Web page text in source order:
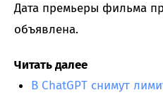
Дата премьеры фильма
объявлена.
Читать далее
В ChatGPT снимут